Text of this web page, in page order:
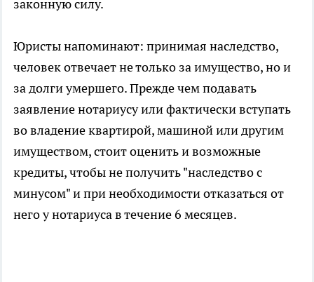
законную силу.
Юристы напоминают: принимая наследство,
человек отвечает не только за имущество, но и
за долги умершего. Прежде чем подавать
заявление нотариусу или фактически вступать
во владение квартирой, машиной или другим
имуществом, стоит оценить и возможные
кредиты, чтобы не получить "наследство с
минусом" и при необходимости отказаться от
него у нотариуса в течение 6 месяцев.